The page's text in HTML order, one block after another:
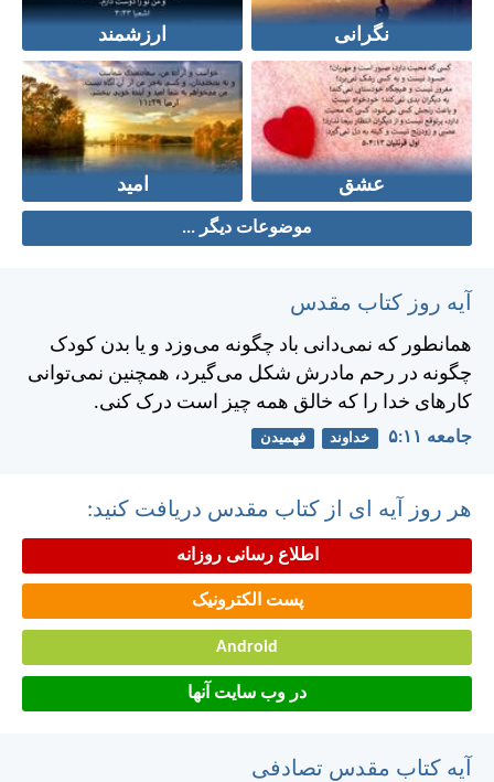
نگرانی ارزشمند
عشق امید
موضوعات دیگر ...
آیه روز کتاب مقدس
همانطور كه نمی‌دانی باد چگونه می‌وزد و يا بدن كودک
چگونه در رحم مادرش شكل می‌گيرد، همچنين نمی‌توانی
كارهای خدا را كه خالق همه چيز است درک كنی.
جامعه ۱۱:‏۵ خداوند فهمیدن
هر روز آیه ای از کتاب مقدس دریافت کنید:
اطلاع رسانی روزانه
پست الکترونیک
Android
در وب سایت آنها
آیه کتاب مقدس تصادفی